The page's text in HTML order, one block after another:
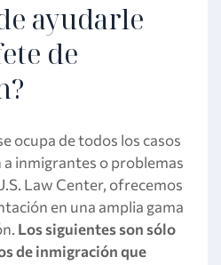
ayudarle
de
ocupa de todos los casos
inmigrantes o problemas
Law Center, ofrecemos
en una amplia gama
Los siguientes son sólo
de inmigración que